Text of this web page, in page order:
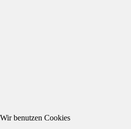
Wir benutzen Cookies